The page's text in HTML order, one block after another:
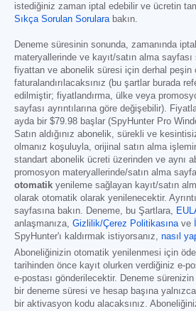
istediğiniz zaman iptal edebilir ve ücretin
Sıkça Sorulan Sorularabakın.
Deneme süresinin sonunda, zamanında
materyallerinde ve kayıt/satın alma sayfası
fiyattan ve abonelik süresi için derhal peşin
faturalandırılacaksınız (bu şartlar burada
edilmiştir; fiyatlandırma, ülke veya
sayfası ayrıntılarına göre değişebilir).
ayda bir $79.98 başlar (SpyHunter Pro
Satın aldığınız abonelik, sürekli ve
olmanız koşuluyla, orijinal satın alma
standart abonelik ücreti üzerinden ve aynı
promosyon materyallerinde/satın alma
otomatik yenileme sağlayan kayıt/satın
olarak otomatik olarak yenilenecektir.
sayfasına bakın. Deneme, bu Şartlara,
anlaşmanıza, Gizlilik/Çerez Politikasınave
SpyHunter'ı kaldırmak istiyorsanız, nasıl
Aboneliğinizin otomatik yenilenmesi için
tarihinden önce kayıt olurken verdiğiniz e-
e-postası gönderilecektir. Deneme sürenizin
bir deneme süresi ve hesap başına
bir aktivasyon kodu alacaksınız.